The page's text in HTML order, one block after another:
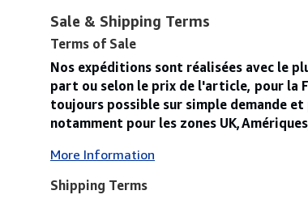
Sale & Shipping Terms
Terms of Sale
Nos expéditions sont réalisées avec le
part ou selon le prix de l'article, pour la
toujours possible sur simple demande
notamment pour les zones
More Information
Shipping Terms